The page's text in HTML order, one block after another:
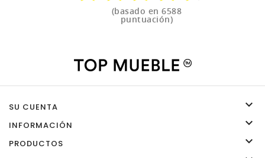
(basado en 6588
puntuación)
SU CUENTA 
INFORMACIÓN 
PRODUCTOS 